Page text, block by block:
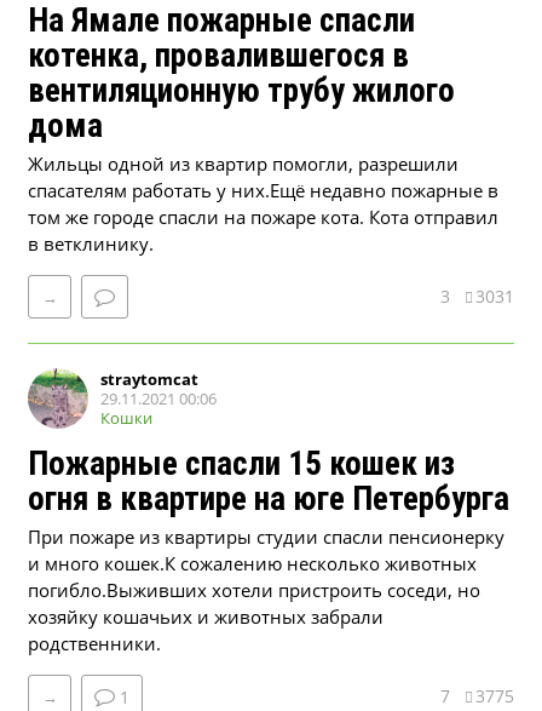
На Ямале пожарные спасли
котенка, провалившегося в
вентиляционную трубу жилого
дома
Жильцы одной из квартир помогли, разрешили
спасателям работать у них.Ещё недавно пожарные в
том же городе спасли на пожаре кота. Кота отправил
в ветклинику.
→ 3 3031
straytomcat
29.11.2021 00:06
Кошки
Пожарные спасли 15 кошек из
огня в квартире на юге Петербурга
При пожаре из квартиры студии спасли пенсионерку
и много кошек.К сожалению несколько животных
погибло.Выживших хотели пристроить соседи, но
хозяйку кошачьих и животных забрали
родственники.
→ 1 7 3775